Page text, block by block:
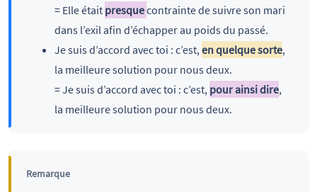
= Elle était presquecontrainte de suivre son mari
dans l’exil afin d’échapper au poids du passé.
Je suis d’accord avec toi : c’est, en quelque sorte,
la meilleure solution pour nous deux.
= Je suis d’accord avec toi : c’est, pour ainsi dire,
la meilleure solution pour nous deux.
Remarque